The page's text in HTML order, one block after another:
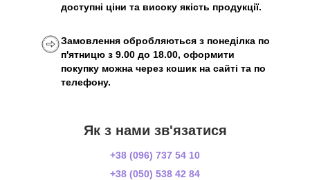
доступні ціни та високу якість продукції.
Замовлення обробляються з понеділка по
п'ятницю з 9.00 до 18.00, оформити
покупку можна через кошик на сайті та по
телефону.
Як з нами зв'язатися
+38 (096) 737 54 10
+38 (050) 538 42 84